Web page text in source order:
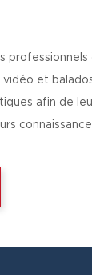
et
afin de